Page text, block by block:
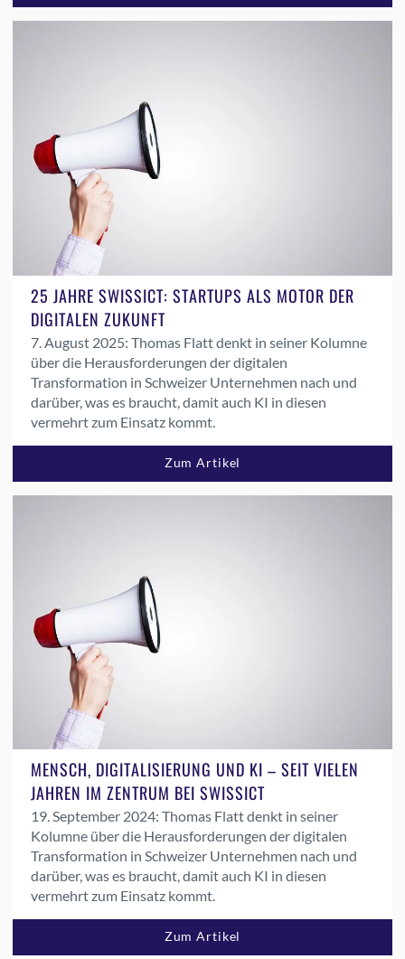
25 JAHRE SWISSICT: STARTUPS ALS MOTOR DER
DIGITALEN ZUKUNFT
7. August 2025: Thomas Flatt denkt in seiner Kolumne
über die Herausforderungen der digitalen
Transformation in Schweizer Unternehmen nach und
darüber, was es braucht, damit auch KI in diesen
vermehrt zum Einsatz kommt.
Zum Artikel
MENSCH, DIGITALISIERUNG UND KI – SEIT VIELEN
JAHREN IM ZENTRUM BEI SWISSICT
19. September 2024: Thomas Flatt denkt in seiner
Kolumne über die Herausforderungen der digitalen
Transformation in Schweizer Unternehmen nach und
darüber, was es braucht, damit auch KI in diesen
vermehrt zum Einsatz kommt.
Zum Artikel